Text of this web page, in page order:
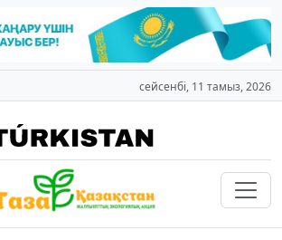
сейсенбі, 11 тамыз, 2026